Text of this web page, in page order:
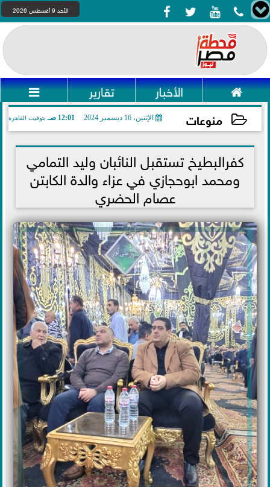
    الأحد 9 أغسطس 2026
 الأخبار تقارير 
منوعات الإثنين، 16 ديسمبر 2024 12:01 صـ بتوقيت القاهرة
2024-12-16 00:01:02كفرالبطيخ تستقبل النائبان وليد التمامي
ومحمد ابوحجازي في عزاء والدة الكابتن
عصام الحضري